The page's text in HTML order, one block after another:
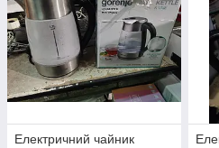
Електричний чайник